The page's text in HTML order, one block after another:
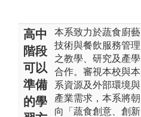
高中
階段
可以
準備
的學
本系致力於蔬食廚藝
技術與餐飲服務管理
之教學、研究及產學
合作。審視本校與本
系資源及外部環境與
產業需求，本系將朝
向「蔬食創意、創新